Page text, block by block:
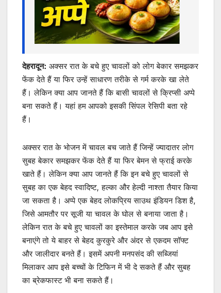
देहरादून: अक्सर रात के बचे हुए चावलों को लोग बेकार समझकर
फेंक देते हैं या फिर उन्हें साधारण तरीके से गर्म करके खा लेते
हैं। लेकिन क्या आप जानते हैं कि बासी चावलों से क्रिप्सी अप्पे
बना सकते हैं। यहां हम आपको इसकी सिंपल रेसिपी बता रहे
हैं।
अक्सर रात के भोजन में चावल बच जाते हैं जिन्हें ज्यादातर लोग
सुबह बेकार समझकर फेंक देते हैं या फिर बेमन से फ्राई करके
खाते हैं। लेकिन क्या आप जानते हैं कि इन बचे हुए चावलों से
सुबह का एक बेहद स्वादिष्ट, हल्का और हेल्दी नाश्ता तैयार किया
जा सकता है। अप्पे एक बेहद लोकप्रिय साउथ इंडियन डिश है,
जिसे आमतौर पर सूजी या चावल के घोल से बनाया जाता है।
लेकिन रात के बचे हुए चावलों का इस्तेमाल करके जब आप इसे
बनाएंगे तो ये बाहर से बेहद कुरकुरे और अंदर से एकदम सॉफ्ट
और जालीदार बनते हैं। इसमें अपनी मनपसंद की सब्जियां
मिलाकर आप इसे बच्चों के टिफिन में भी दे सकते हैं और सुबह
का ब्रेकफास्ट भी बना सकते हैं।